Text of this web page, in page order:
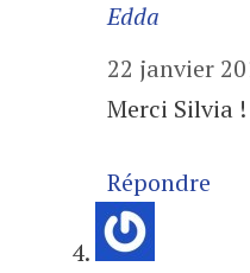
Edda
22 janvier
Merci Silvia
Répondre